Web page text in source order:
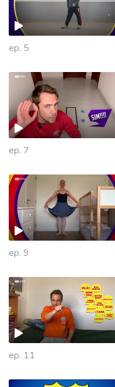
ep. 5
ep. 7
ep. 9
ep. 11
469411